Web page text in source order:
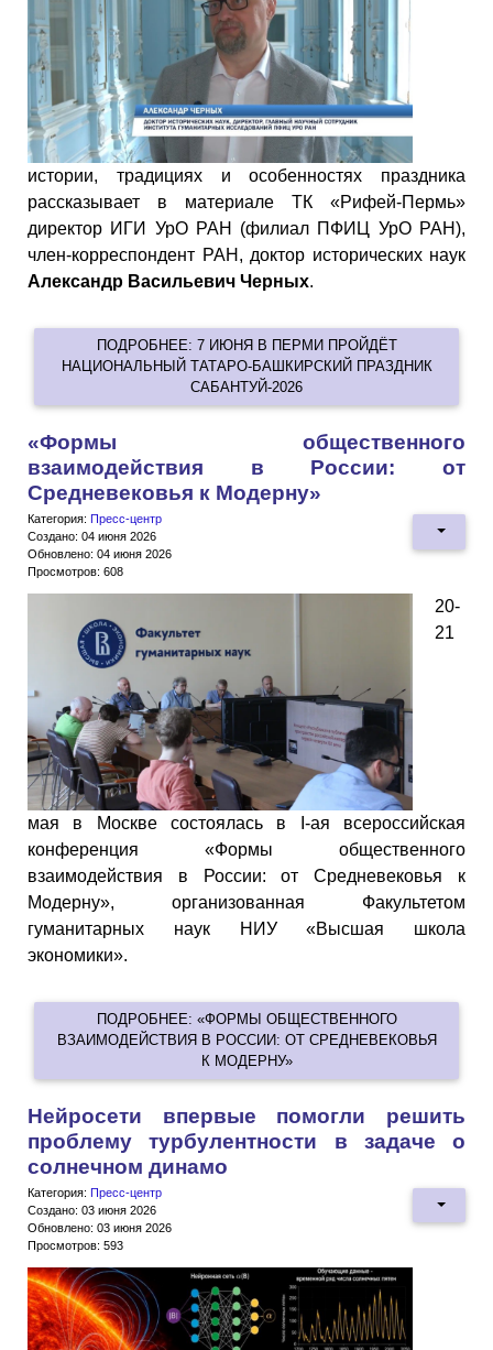
истории, традициях и особенностях праздника
рассказывает в материале ТК «Рифей-Пермь»
директор ИГИ УрО РАН (филиал ПФИЦ УрО РАН),
член-корреспондент РАН, доктор исторических наук
Александр Васильевич Черных.
ПОДРОБНЕЕ: 7 ИЮНЯ В ПЕРМИ ПРОЙДЁТ
НАЦИОНАЛЬНЫЙ ТАТАРО-БАШКИРСКИЙ ПРАЗДНИК
САБАНТУЙ-2026
«Формы общественного
взаимодействия в России: от
Средневековья к Модерну»
Категория: Пресс-центр
Создано: 04 июня 2026
Обновлено: 04 июня 2026
Просмотров: 608
20-
21
мая в Москве состоялась в I-ая всероссийская
конференция «Формы общественного
взаимодействия в России: от Средневековья к
Модерну», организованная Факультетом
гуманитарных наук НИУ «Высшая школа
экономики».
ПОДРОБНЕЕ: «ФОРМЫ ОБЩЕСТВЕННОГО
ВЗАИМОДЕЙСТВИЯ В РОССИИ: ОТ СРЕДНЕВЕКОВЬЯ
К МОДЕРНУ»
Нейросети впервые помогли решить
проблему турбулентности в задаче о
солнечном динамо
Категория: Пресс-центр
Создано: 03 июня 2026
Обновлено: 03 июня 2026
Просмотров: 593